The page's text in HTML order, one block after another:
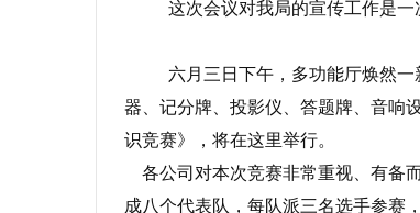
这次会议对我局的宣传工作是
六月三日下午，多功能厅焕然
器、记分牌、投影仪、答题牌、音
识竞赛》，将在这里举行。
各公司对本次竞赛非常重视、有备
成八个代表队，每队派三名选手参赛